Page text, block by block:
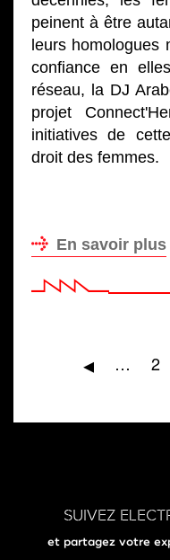
peinent à être
leurs homologues
confiance en
réseau, la DJ
projet
initiatives de
droit des femmes.
En savoir plus
Page
◂ … 2
SUIVEZ
et partagez votre